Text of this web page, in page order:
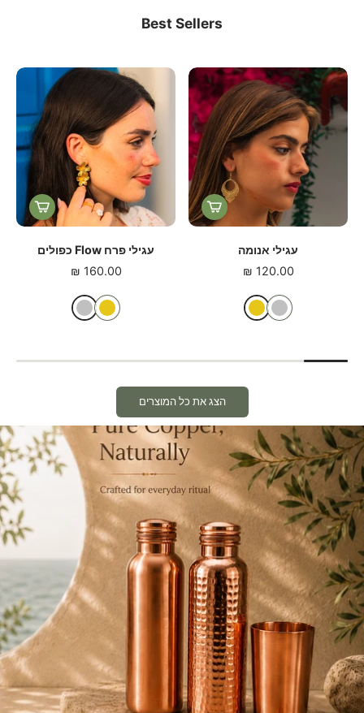
Best Sellers
שרשרת נחש קלאסית
160.00 ₪
טבעת טה-פיטי
160.00 ₪
הצג את כל המוצרים